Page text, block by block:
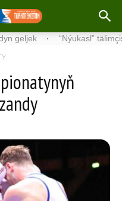
· “Nýukasl” tälimçisini